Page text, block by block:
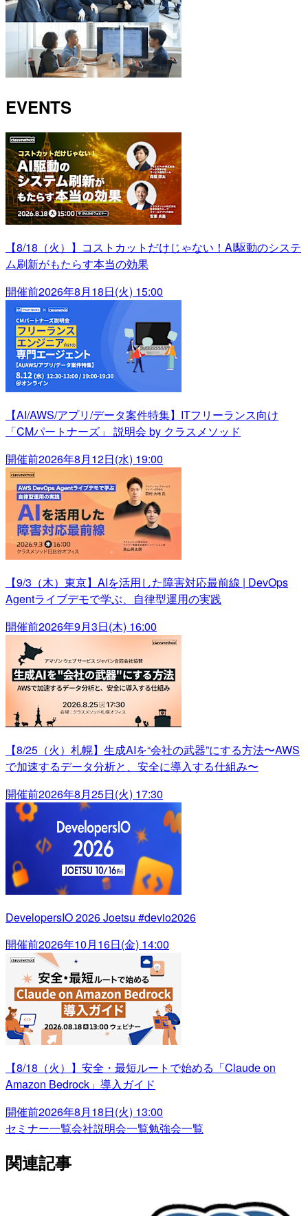
EVENTS
【8/18（火）】コストカットだけじゃない！AI駆動のシステ
ム刷新がもたらす本当の効果
開催前2026年8月18日(火) 15:00
【AI/AWS/アプリ/データ案件特集】ITフリーランス向け
「CMパートナーズ」 説明会 by クラスメソッド
開催前2026年8月12日(水) 19:00
【9/3（木）東京】AIを活用した障害対応最前線 | DevOps
Agentライブデモで学ぶ、自律型運用の実践
開催前2026年9月3日(木) 16:00
【8/25（火）札幌】生成AIを“会社の武器”にする方法〜AWS
で加速するデータ分析と、安全に導入する仕組み〜
開催前2026年8月25日(火) 17:30
DevelopersIO 2026 Joetsu #devio2026
開催前2026年10月16日(金) 14:00
【8/18（火）】安全・最短ルートで始める「Claude on
Amazon Bedrock」導入ガイド
開催前2026年8月18日(火) 13:00
セミナー一覧会社説明会一覧勉強会一覧
関連記事